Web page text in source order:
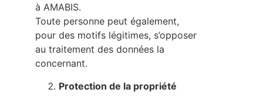
à AMABIS.
Toute personne peut également,
pour des motifs légitimes, s’opposer
au traitement des données la
concernant.
Protection de la propriété